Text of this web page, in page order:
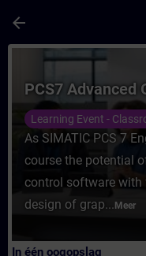
arrow_back
Cursus - PCS7
PCS7 Advanced
Learning Event -
As SIMATIC PCS 7
course the potential
control software with
design of grap... Meer
In één oogopslag